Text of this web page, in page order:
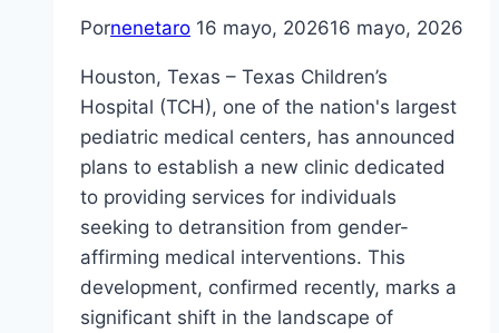
Pornenetaro 16 mayo, 202616 mayo, 2026
Houston, Texas – Texas Children’s
Hospital (TCH), one of the nation's largest
pediatric medical centers, has announced
plans to establish a new clinic dedicated
to providing services for individuals
seeking to detransition from gender-
affirming medical interventions. This
development, confirmed recently, marks a
significant shift in the landscape of